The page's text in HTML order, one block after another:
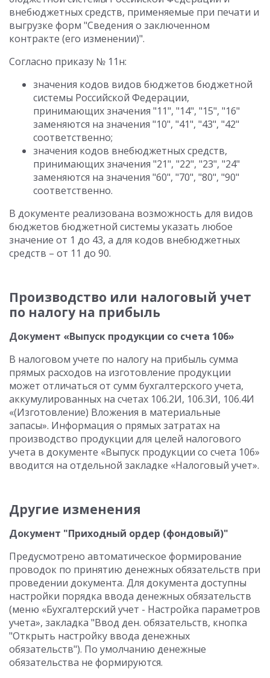
внебюджетных средств, применяемые при печати и
выгрузке форм "Сведения о заключенном
контракте (его изменении)".
Согласно приказу № 11н:
значения кодов видов бюджетов бюджетной
системы Российской Федерации,
принимающих значения "11", "14", "15", "16"
заменяются на значения "10", "41", "43", "42"
соответственно;
значения кодов внебюджетных средств,
принимающих значения "21", "22", "23", "24"
заменяются на значения "60", "70", "80", "90"
соответственно.
В документе реализована возможность для видов
бюджетов бюджетной системы указать любое
значение от 1 до 43, а для кодов внебюджетных
средств – от 11 до 90.
Производство или налоговый учет
по налогу на прибыль
Документ «Выпуск продукции со счета 106»
В налоговом учете по налогу на прибыль сумма
прямых расходов на изготовление продукции
может отличаться от сумм бухгалтерского учета,
аккумулированных на счетах 106.2И, 106.3И, 106.4И
«(Изготовление) Вложения в материальные
запасы». Информация о прямых затратах на
производство продукции для целей налогового
учета в документе «Выпуск продукции со счета 106»
вводится на отдельной закладке «Налоговый учет».
Другие изменения
Документ "Приходный ордер (фондовый)"
Предусмотрено автоматическое формирование
проводок по принятию денежных обязательств при
проведении документа. Для документа доступны
настройки порядка ввода денежных обязательств
(меню «Бухгалтерский учет - Настройка параметров
учета», закладка "Ввод ден. обязательств, кнопка
"Открыть настройку ввода денежных
обязательств"). По умолчанию денежные
обязательства не формируются.